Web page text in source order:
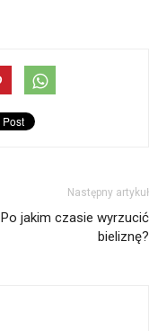
Następny artykuł
Po jakim czasie wyrzucić
bieliznę?